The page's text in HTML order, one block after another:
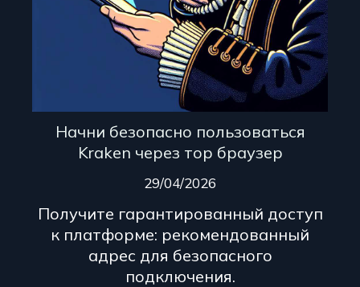
Начни безопасно пользоваться
Kraken через тор браузер
29/04/2026
Получите гарантированный доступ
к платформе: рекомендованный
адрес для безопасного
подключения.